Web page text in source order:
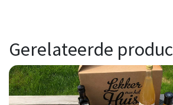
Gerelateerde